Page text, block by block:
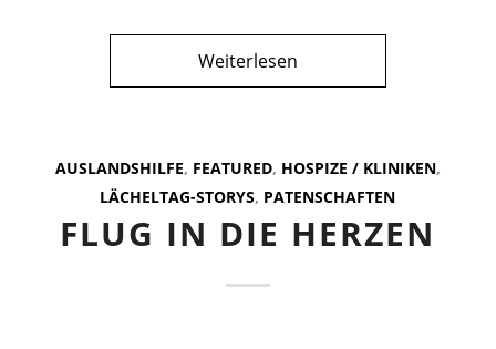
Weiterlesen
AUSLANDSHILFE, FEATURED, HOSPIZE / KLINIKEN,
LÄCHELTAG-STORYS, PATENSCHAFTEN
FLUG IN DIE HERZEN